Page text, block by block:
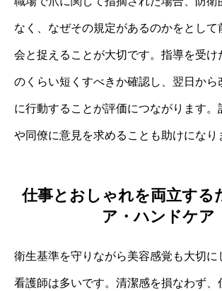
なく、なぜその規定があるのかをとして
会と捉えることが大切です。指導を受け
のくらい短くすべきか確認し、翌日から
に行動することが評価につながります。
や同僚に意見を求めることも助けになり
仕事とおしゃれを両立する
ア・ハンドケア
衛生基準を守りながら美容感覚も大切に
看護師は多いです。清潔感を損なわず、